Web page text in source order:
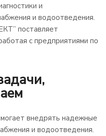
и
и водоотведения.
поставляет
с предприятиями по
внедрять надежные
и водоотведения.